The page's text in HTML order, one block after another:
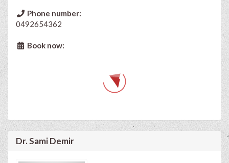
Phone number:
0492654362
Book now:
Dr. Sami Demir